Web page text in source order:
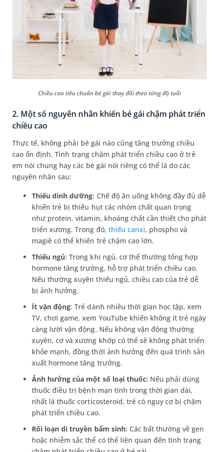
Chiều cao tiêu chuẩn bé gái thay đổi theo từng độ tuổi
2. Một số nguyên nhân khiến bé gái chậm phát triển
chiều cao
Thực tế, không phải bé gái nào cũng tăng trưởng chiều
cao ổn định. Tình trạng chậm phát triển chiều cao ở trẻ
em nói chung hay các bé gái nói riêng có thể là do các
nguyên nhân sau:
Thiếu dinh dưỡng: Chế độ ăn uống không đầy đủ dễ
khiến trẻ bị thiếu hụt các nhóm chất quan trọng
như protein, vitamin, khoáng chất cần thiết cho phát
triển xương. Trong đó, thiếu canxi, phospho và
magiê có thể khiến trẻ chậm cao lớn.
Thiếu ngủ: Trong khi ngủ, cơ thể thường tổng hợp
hormone tăng trưởng, hỗ trợ phát triển chiều cao.
Nếu thường xuyên thiếu ngủ, chiều cao của trẻ dễ
bị ảnh hưởng.
Ít vận động: Trẻ dành nhiều thời gian học tập, xem
TV, chơi game, xem YouTube khiến không ít trẻ ngày
càng lười vận động. Nếu không vận động thường
xuyên, cơ và xương khớp có thể sẽ không phát triển
khỏe mạnh, đồng thời ảnh hưởng đến quá trình sản
xuất hormone tăng trưởng.
Ảnh hưởng của một số loại thuốc: Nếu phải dùng
thuốc điều trị bệnh mạn tính trong thời gian dài,
nhất là thuốc corticosteroid, trẻ có nguy cơ bị chậm
phát triển chiều cao.
Rối loạn di truyền bẩm sinh: Các bất thường về gen
hoặc nhiễm sắc thể có thể liên quan đến tình trạng